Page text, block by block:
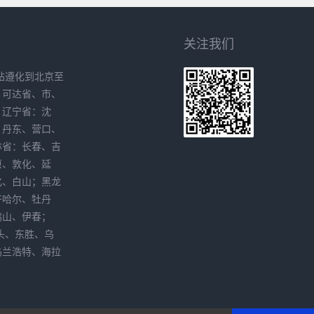
遵化到北京至
达省、市、
宁省：沈
东、营口、
：长春、吉
敦化、延
白山；黑龙
尔、牡丹
、伊春；
东胜、乌
浩特、海拉
关注我们